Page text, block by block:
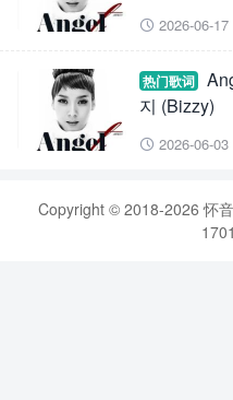
 2026-06-17
热门歌词
지 (Bizzy)
 2026-06-03
Copyright © 2018-2026 怀